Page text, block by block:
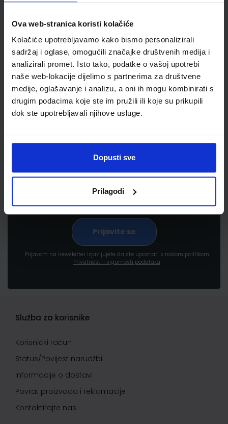
Ova web-stranica koristi kolačiće
Kolačiće upotrebljavamo kako bismo personalizirali
sadržaj i oglase, omogućili značajke društvenih medija i
analizirali promet. Isto tako, podatke o vašoj upotrebi
naše web-lokacije dijelimo s partnerima za društvene
medije, oglašavanje i analizu, a oni ih mogu kombinirati s
drugim podacima koje ste im pružili ili koje su prikupili
dok ste upotrebljavali njihove usluge.
Dopusti sve
Prilagodi
Newsletter prijava
Prijavite se kako bi primali informacije o novim
proizvodima i uslugama, akcijama i drugim
Prijavom na newsletter izjavljujete da ste upoznati s našom politikom
Privatnosti i sigurnosti podataka
Služba za korisnike
Korisnički račun
Status/Povijest narudžbi
Informacije o dostavi
Povrat proizvoda i reklamacije
Kontaktirajte nas